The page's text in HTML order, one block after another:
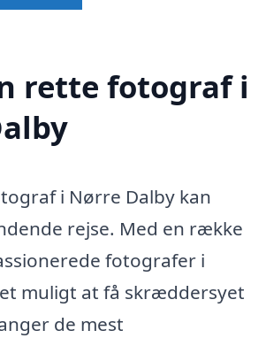
rette fotograf i
i Nørre Dalby kan
rejse. Med en række
fotografer i
muligt at få skræddersyet
de mest